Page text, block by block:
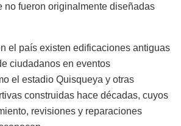
no fueron originalmente diseñadas
el país existen edificaciones antiguas
ciudadanos en eventos
el estadio Quisqueya y otras
construidas hace décadas, cuyos
revisiones y reparaciones